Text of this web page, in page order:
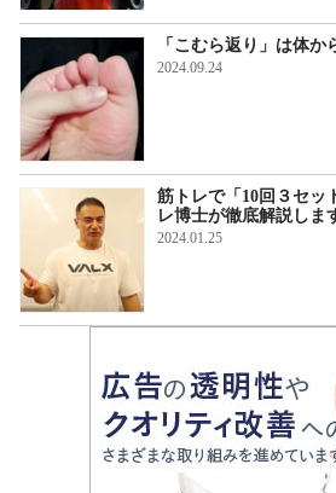
「こむら返り」は体か
2024.09.24
筋トレで「10回３セッ
レ博士が徹底解説しま
2024.01.25